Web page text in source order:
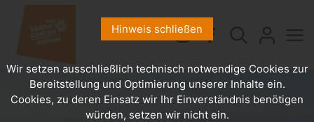
Hinweis schließen
Wir setzen ausschließlich technisch notwendige Cookies zur
Bereitstellung und Optimierung unserer Inhalte ein.
Cookies, zu deren Einsatz wir Ihr Einverständnis benötigen
würden, setzen wir nicht ein.